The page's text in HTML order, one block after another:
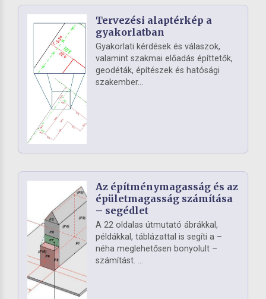
Tervezési alaptérkép a
gyakorlatban
Gyakorlati kérdések és válaszok,
valamint szakmai előadás építtetők,
geodéták, építészek és hatósági
szakember...
Az építménymagasság és az
épületmagasság számítása
– segédlet
A 22 oldalas útmutató ábrákkal,
példákkal, táblázattal is segíti a –
néha meglehetősen bonyolult –
számítást. ...